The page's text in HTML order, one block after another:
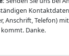
Anschrift, Telefon)
Danke.